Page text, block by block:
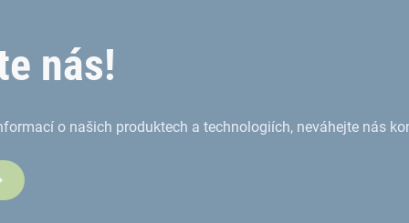
nás!
o našich produktech a technologiích, neváhejte nás